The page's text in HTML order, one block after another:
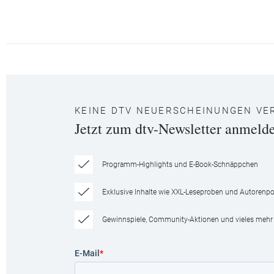
KEINE DTV NEUERSCHEINUNGEN
Jetzt zum dtv-Newsletter
Programm-Highlights und E-Book-Schnäppchen
Exklusive Inhalte wie XXL-Leseproben und
Gewinnspiele, Community-Aktionen und vieles mehr
E-Mail *